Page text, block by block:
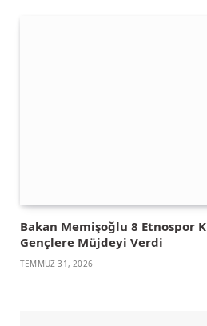
Bakan Memişoğlu 8 Etnospor
Gençlere Müjdeyi Verdi
TEMMUZ 31, 2026